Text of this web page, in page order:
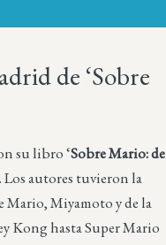
de ‘Sobre
su libro ‘Sobre Mario: de
Los autores tuvieron la
Mario, Miyamoto y de la
Kong hasta Super Mario